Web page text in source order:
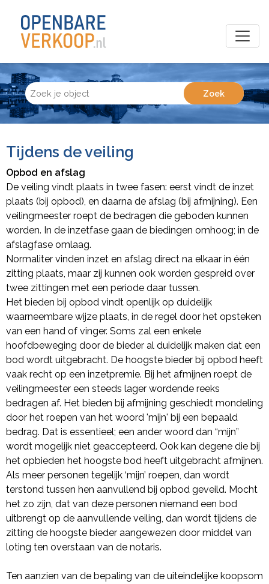
Tijdens de veiling
Opbod en afslag
De veiling vindt plaats in twee fasen: eerst vindt de inzet
plaats (bij opbod), en daarna de afslag (bij afmijning). Een
veilingmeester roept de bedragen die geboden kunnen
worden. In de inzetfase gaan de biedingen omhoog; in de
afslagfase omlaag.
Normaliter vinden inzet en afslag direct na elkaar in één
zitting plaats, maar zij kunnen ook worden gespreid over
twee zittingen met een periode daar tussen.
Het bieden bij opbod vindt openlijk op duidelijk
waarneembare wijze plaats, in de regel door het opsteken
van een hand of vinger. Soms zal een enkele
hoofdbeweging door de bieder al duidelijk maken dat een
bod wordt uitgebracht. De hoogste bieder bij opbod heeft
vaak recht op een inzetpremie. Bij het afmijnen roept de
veilingmeester een steeds lager wordende reeks
bedragen af. Het bieden bij afmijning geschiedt mondeling
door het roepen van het woord 'mijn' bij een bepaald
bedrag. Dat is essentieel; een ander woord dan “mijn”
wordt mogelijk niet geaccepteerd. Ook kan degene die bij
het opbieden het hoogste bod heeft uitgebracht afmijnen.
Als meer personen tegelijk ‘mijn’ roepen, dan wordt
terstond tussen hen aanvullend bij opbod geveild. Mocht
het zo zijn, dat van deze personen niemand een bod
uitbrengt op de aanvullende veiling, dan wordt tijdens de
zitting de hoogste bieder aangewezen door middel van
loting ten overstaan van de notaris.
Ten aanzien van de bepaling van de uiteindelijke koopsom